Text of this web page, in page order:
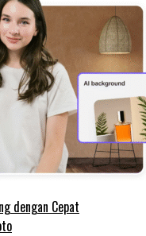
dengan Cepat